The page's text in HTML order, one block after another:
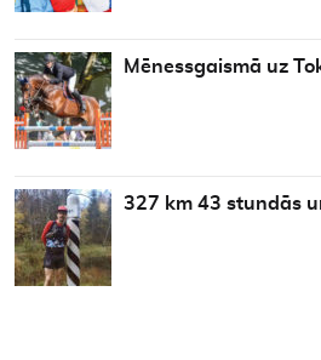
Mēnessgaismā uz
327 km 43 stundās